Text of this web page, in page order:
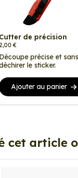
Cutter de précision
€
Découpe précise et sans
le sticker.
Ajouter au panier
cet article